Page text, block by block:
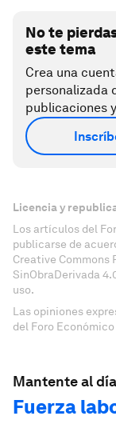
No te
este tema
Crea una
personalizada
publicaciones
Licencia y
Los artículos del
publicarse de
Creative
SinObraDerivada
uso.
Las opiniones
del Foro
Mantente al
Fuerza